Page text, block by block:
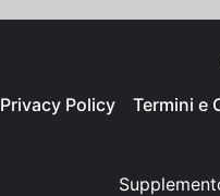
Privacy Policy Termini e